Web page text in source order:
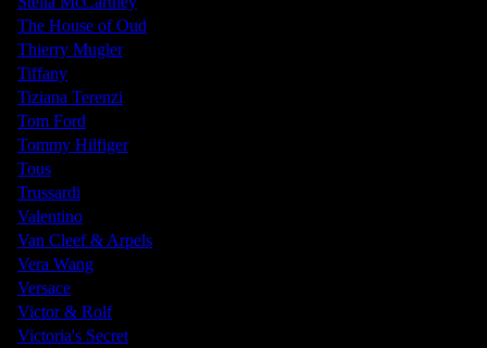
The House of Oud
Thierry Mugler
Tiffany
Tiziana Terenzi
Tom Ford
Tommy Hilfiger
Tous
Trussardi
Valentino
Van Cleef & Arpels
Vera Wang
Versace
Victor & Rolf
Victoria's Secret